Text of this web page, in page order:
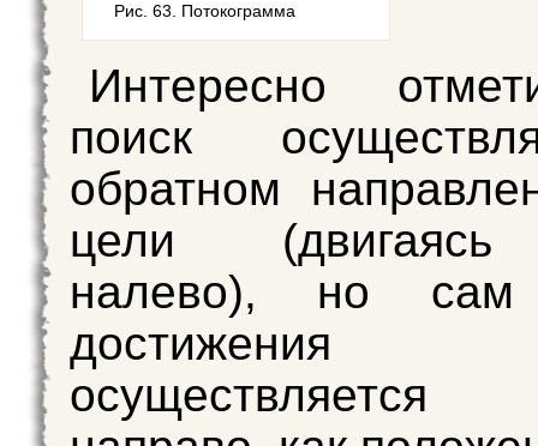
Рис. 63. Потокограмма
Интересно
поиск
обратном
цели
налево), но сам